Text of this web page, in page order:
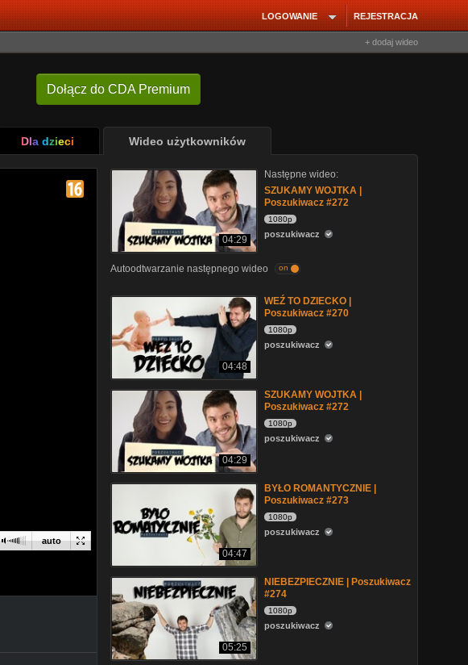
REJESTRACJA
LOGOWANIE
+ dodaj wideo
Dołącz do CDA Premium
Dla dzieci Wideo użytkowników
auto
04:29
Następne wideo:
SZUKAMY WOJTKA |
Poszukiwacz #272
1080p
poszukiwacz
Autoodtwarzanie następnego wideo on
04:48
WEŹ TO DZIECKO |
Poszukiwacz #270
1080p
poszukiwacz
04:29
SZUKAMY WOJTKA |
Poszukiwacz #272
1080p
poszukiwacz
04:47
BYŁO ROMANTYCZNIE |
Poszukiwacz #273
1080p
poszukiwacz
05:25
NIEBEZPIECZNIE | Poszukiwacz
#274
1080p
poszukiwacz